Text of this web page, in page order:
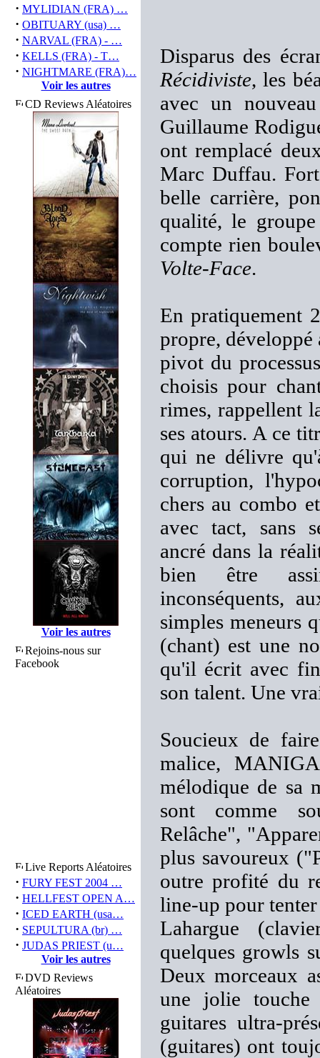
· MYLIDIAN (FRA) …
· OBITUARY (usa) …
· NARVAL (FRA) - …
· KELLS (FRA) - T…
· NIGHTMARE (FRA)…
Voir les autres
CD Reviews Aléatoires
Voir les autres
Rejoins-nous sur
Facebook
Live Reports Aléatoires
· FURY FEST 2004 …
· HELLFEST OPEN A…
· ICED EARTH (usa…
· SEPULTURA (br) …
· JUDAS PRIEST (u…
Voir les autres
DVD Reviews
Aléatoires
Disparus des
Récidiviste, les
avec un
Guillaume
ont remplacé
Marc Duffau.
belle carrière,
qualité, le
compte rien
Volte-Face.
En pratiquement
propre, développé
pivot du
choisis pour
rimes, rappellent
ses atours. A ce
qui ne délivre
corruption,
chers au combo
avec tact, sans
ancré dans la
bien être
inconséquents,
simples meneurs
(chant) est une
qu'il écrit avec
son talent. Une
Soucieux de
malice,
mélodique de sa
sont comme
Relâche",
plus savoureux
outre profité du
line-up pour tenter
Lahargue
quelques growls
Deux morceaux
une jolie touche
guitares ultra-
(guitares) ont